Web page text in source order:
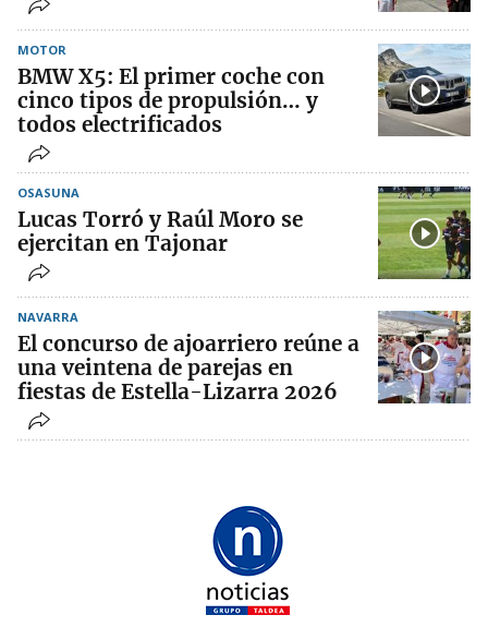
MOTOR
BMW X5: El primer coche con
cinco tipos de propulsión… y
todos electrificados
OSASUNA
Lucas Torró y Raúl Moro se
ejercitan en Tajonar
NAVARRA
El concurso de ajoarriero reúne a
una veintena de parejas en
fiestas de Estella-Lizarra 2026